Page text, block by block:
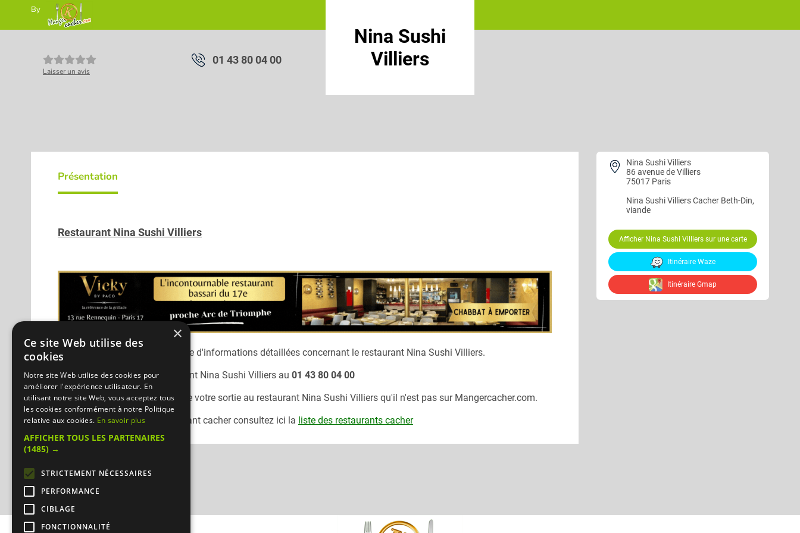
By
Nina Sushi
Villiers
01 43 80 04 00
Laisser un avis
Nina Sushi Villiers
86 avenue de Villiers
75017 Paris
Nina Sushi VilliersCacher Beth-Din,
viande
Afficher Nina Sushi Villiers sur une carte
Itinéraire Waze
Itinéraire Gmap
Présentation
Restaurant Nina Sushi Villiers
Désolé, nous n'avons pas encore d'informations détaillées concernant le restaurant Nina Sushi Villiers.
Vous pouvez joindre le restaurant Nina Sushi Villiers au 01 43 80 04 00
N'oubliez pas de préciser lors de votre sortie au restaurant Nina Sushi Villiers qu'il n'est pas sur Mangercacher.com.
Pour consulter un autre restaurant cacher consultez ici la liste des restaurants cacher
×
Ce site Web utilise des
cookies
Notre site Web utilise des cookies pour
améliorer l'expérience utilisateur. En
utilisant notre site Web, vous acceptez tous
les cookies conformément à notre Politique
relative aux cookies. En savoir plus
AFFICHER TOUS LES PARTENAIRES
(1485) →
STRICTEMENT NÉCESSAIRES
PERFORMANCE
CIBLAGE
FONCTIONNALITÉ